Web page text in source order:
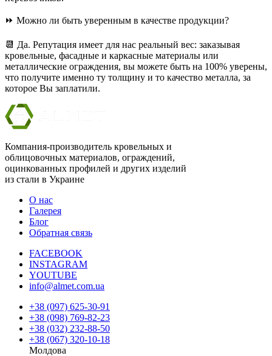
⏩ Можно ли быть уверенным в качестве продукции?
📆 Да. Репутация имеет для нас реальный вес: заказывая
кровельные, фасадные и каркасные материалы или
металлические ограждения, вы можете быть на 100% уверены,
что получите именно ту толщину и то качество металла, за
которое Вы заплатили.
Компания-производитель кровельных и
облицовочных материалов, ограждений,
оцинкованных профилей и других изделий
из стали в Украине
О нас
Галерея
Блог
Обратная связь
FACEBOOK
INSTAGRAM
YOUTUBE
info@almet.com.ua
+38 (097) 625-30-91
+38 (098) 769-82-23
+38 (032) 232-88-50
+38 (067) 320-10-18
Молдова